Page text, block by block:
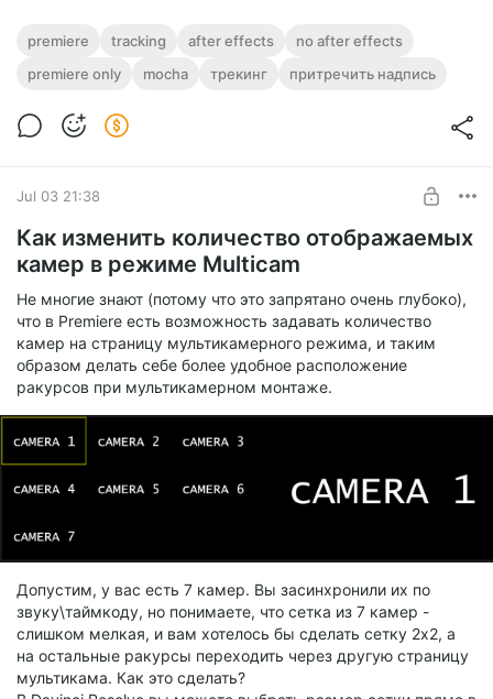
Как притречить текст к видео без After
Effects?
Effects.
Level required:
premiere tracking after effects
no after effects
premiere only
mocha трекинг притречить надпись
Jul 03 21:38
Как изменить количество отображаемых
камер в режиме Multicam
Не многие знают (потому что это запрятано очень глубоко),
что в Premiere есть возможность задавать количество
камер на страницу мультикамерного режима, и таким
образом делать себе более удобное расположение
ракурсов при мультикамерном монтаже.
Допустим, у вас есть 7 камер. Вы засинхронили их по
звуку\таймкоду, но понимаете, что сетка из 7 камер -
слишком мелкая, и вам хотелось бы сделать сетку 2х2, а
на остальные ракурсы переходить через другую страницу
мультикама. Как это сделать?